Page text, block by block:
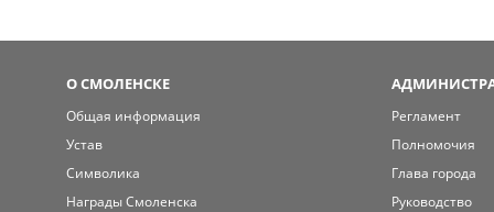
О СМОЛЕНСКЕ
Общая информация
Устав
Символика
Награды Смоленска
Регламент
Полномочия
Глава города
Руководство